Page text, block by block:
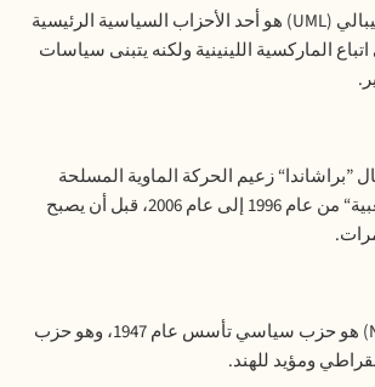
(UML) هوأحد الأحزاب السياسية الرئيسية
اتباع الماركسية اللينينية ولكنه يتبنى سياسات
.
”براشاندا“زعيم الحركة الماوية المسلحة
“ من عام إلى عام ، قبلأن يصبح
.
هو حزب سياسيتأسس عام ، وهو حزب
ومؤيد للهند.